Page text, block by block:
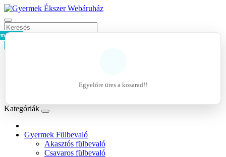
- 0Ft
Egyelőre üres a kosarad!!
Kategóriák
Gyermek Fülbevaló
Akasztós fülbevaló
Csavaros fülbevaló